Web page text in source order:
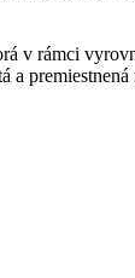
v rámci
a